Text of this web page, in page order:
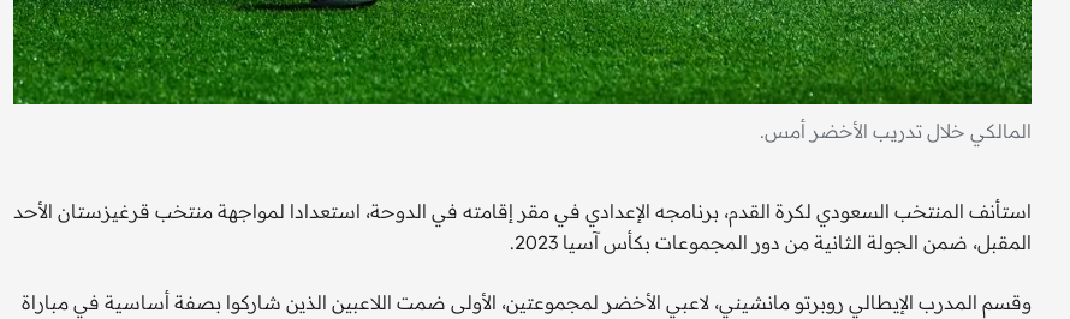
المالكي خلال تدريب الأخضر أمس.
استأنف المنتخب السعودي لكرة القدم، برنامجه الإعدادي في مقر إقامته في الدوحة، استعدادا لمواجهة منتخب قرغيزستان الأحد
المقبل، ضمن الجولة الثانية من دور المجموعات بكأس آسيا 2023.
وقسم المدرب الإيطالي روبرتو مانشيني، لاعبي الأخضر لمجموعتين، الأولى ضمت اللاعبين الذين شاركوا بصفة أساسية في مباراة